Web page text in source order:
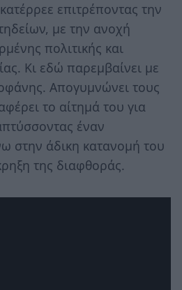
επιτρέποντας την
με την ανοχή
πολιτικής και
Κι εδώ παρεμβαίνει με
Απογυμνώνει τους
το αίτημά του για
έναν
στην άδικη κατανομή του
της διαφθοράς.